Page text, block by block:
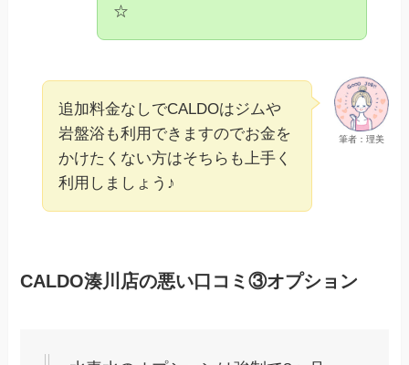
☆
筆者：理美
追加料金なしでCALDOはジムや
岩盤浴も利用できますのでお金を
かけたくない方はそちらも上手く
利用しましょう♪
CALDO湊川店の悪い口コミ③オプション